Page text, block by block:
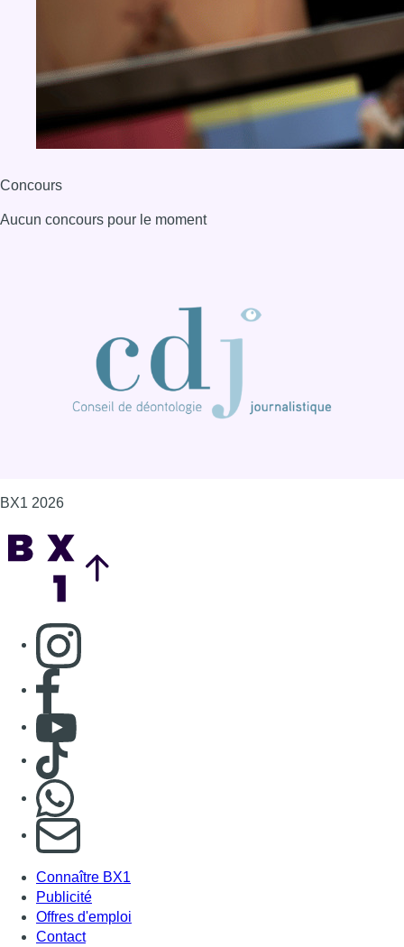
Concours
Aucun concours pour le moment
BX1 2026
Consulter page Instagram
Consulter page Facebook
Consulter Youtube
Consulter TikTok
S'abonner à notre newsletter
Connaître BX1
Publicité
Offres d'emploi
Contact